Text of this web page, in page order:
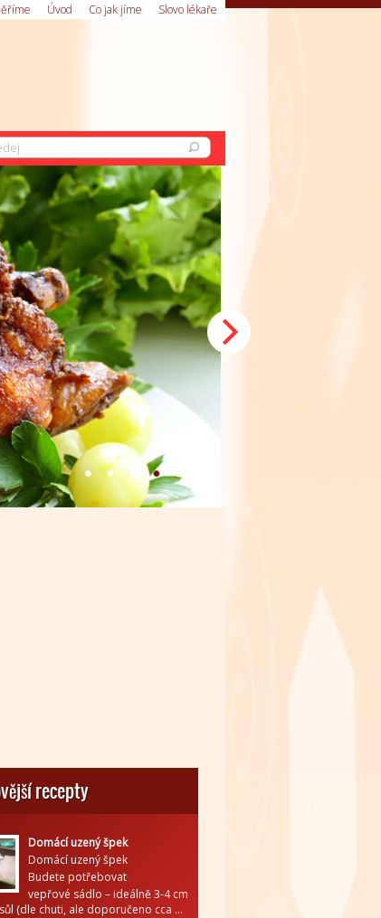
Úvod Co jak jíme Slovo lékaře
recepty
Domácí uzený špek
Domácí uzený špek
Budete potřebovat
vepřové sádlo – ideálně 3-4 cm
(dle chuti, ale doporučeno cca ...